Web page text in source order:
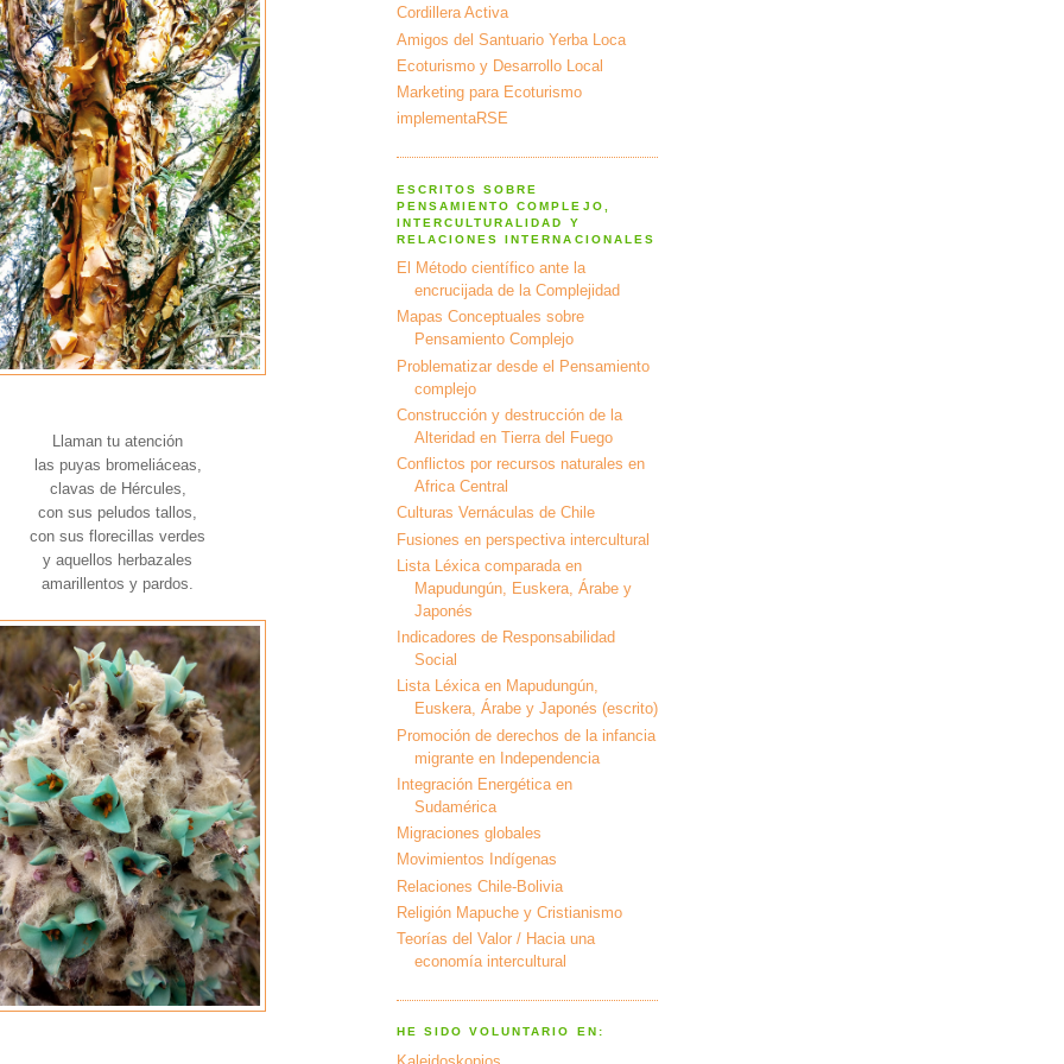
Llaman tu atención
las puyas bromeliáceas,
clavas de Hércules,
con sus peludos tallos,
con sus florecillas verdes
y aquellos herbazales
amarillentos y pardos.
Cordillera Activa
Amigos del Santuario Yerba Loca
Ecoturismo y Desarrollo Local
Marketing para Ecoturismo
implementaRSE
ESCRITOS SOBRE
PENSAMIENTO COMPLEJO,
INTERCULTURALIDAD Y
RELACIONES INTERNACIONALES
El Método científico ante la
encrucijada de la Complejidad
Mapas Conceptuales sobre
Pensamiento Complejo
Problematizar desde el Pensamiento
complejo
Construcción y destrucción de la
Alteridad en Tierra del Fuego
Conflictos por recursos naturales en
Africa Central
Culturas Vernáculas de Chile
Fusiones en perspectiva intercultural
Lista Léxica comparada en
Mapudungún, Euskera, Árabe y
Japonés
Indicadores de Responsabilidad
Social
Lista Léxica en Mapudungún,
Euskera, Árabe y Japonés (escrito)
Promoción de derechos de la infancia
migrante en Independencia
Integración Energética en
Sudamérica
Migraciones globales
Movimientos Indígenas
Relaciones Chile-Bolivia
Religión Mapuche y Cristianismo
Teorías del Valor / Hacia una
economía intercultural
HE SIDO VOLUNTARIO EN: